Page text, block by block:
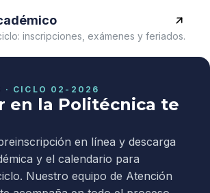
inscripciones, exámenes y feriados.
· CICLO 02-2026
en la Politécnica te
en línea y descarga
y el calendario para
Nuestro equipo de Atención